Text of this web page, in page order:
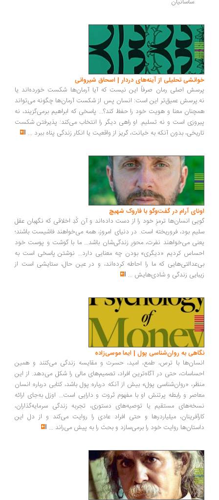
خوانشی تحلیلی از آینه‌های دردار | اسحاق شیروانی
پرسش اصلی رمان صرفاً این نیست که آیا آرمان‌ها شکست خورده‌اند یا
نه.پرسش عمیق‌تر این است: انسان پس از شکست آرمان‌ها چگونه می‌تواند
همچنان معنا و هویت خود را حفظ کند؟... پاسخی که ابراهیم برمی‌گزیند، نه
پیروزی است و نه تسلیم. او راهی دیگر را انتخاب می‌کند: پذیرفتن شکست
تاریخی، بدون آنکه به خیانت، گریز از واقعیت یا انکار زندگی پناه ببرد ...
اونای آرام در گفت‌وگو با فاروک شهیچ‭
گویی انسان‌ها ترمزِ خود را از دست داده‌اند و آن کُدِ اخلاقی که نگهبان عقل
سلیم بود، فروریخته است. در دنیای امروز، همه می‌خواهند فاشیست باشند؛
یعنی می‌خواهند نفرت، محورِ زندگی‌شان باشد... ما با گوشت و پوست خود
احساس کردیم «دیگری» بودن چه معنایی دارد... نوشتن پاسخی است به
بی‌عدالتی‌هایی که ما را احاطه کرده‌اند، و در عین حال، ستایشی است از
زیبایی زندگی و شادی‌هایش ...
نگاهی به روان‌شناسی پول | ایما موسی‌زاده
انسان‌ها با ترس، طمع، امید، حسرت و مقایسه زندگی می‌کنند و همین
احساسات، حتی در آگاه‌ترین افراد، تصمیم‌های مالی را شکل می‌دهد. از این
منظر، «روان‌شناسی پول» بیش از آنکه درباره پول باشد، کتابی درباره انسان
معاصر و رابطه پرتنش او با مفهوم ثروت و دارایی است... اوزل به‌جای ارائه
نسخه‌های مستقیم یا توصیه‌های دستوری، تجربه زندگی سرمایه‌گذاران،
کارآفرینان، میلیاردرها و حتی افراد عادی را روایت می‌کند و از دل این
داستان‌ها روایت خود را برمی‌سازد و بحث را به پیش می‌راند ...